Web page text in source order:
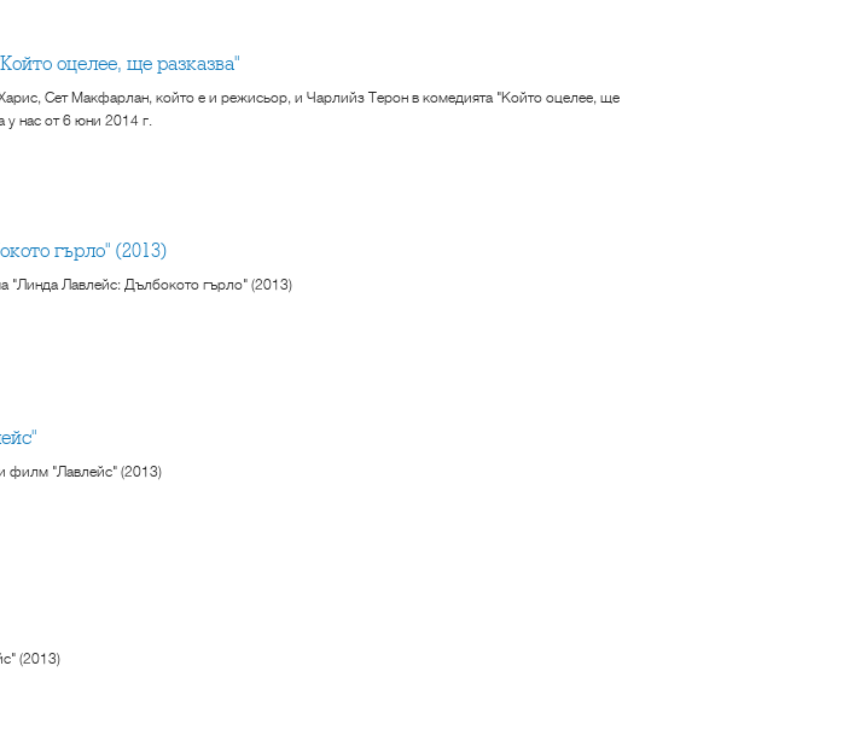
оцелее, ще разказва"
Сет Макфарлан, който е и режисьор, и Чарлийз Терон в комедията "Който оцелее, ще
у нас от 6 юни 2014 г.
гърло" (2013)
Лавлейс: Дълбокото гърло" (2013)
филм "Лавлейс" (2013)
(2013)